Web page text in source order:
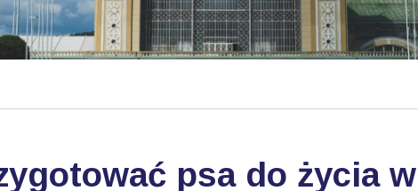
psa do życia w